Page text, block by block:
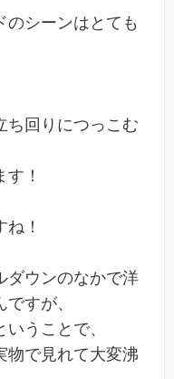
のシーンはとても
ち回りにつっこむ
！
！
ダウンのなかで洋
すが、
うことで、
物で見れて大変沸